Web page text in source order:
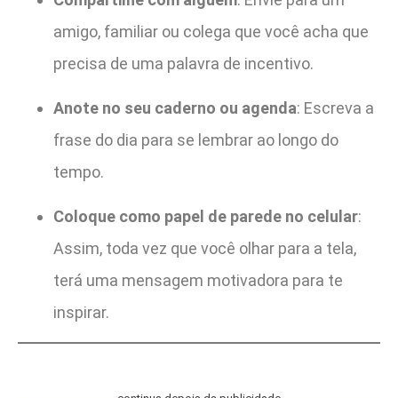
amigo, familiar ou colega que você acha que
precisa de uma palavra de incentivo.
Anote no seu caderno ou agenda: Escreva a
frase do dia para se lembrar ao longo do
tempo.
Coloque como papel de parede no celular:
Assim, toda vez que você olhar para a tela,
terá uma mensagem motivadora para te
inspirar.